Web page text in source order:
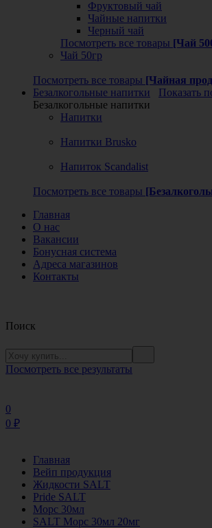
Фруктовый чай
Чайные напитки
Черный чай
Посмотреть все товары [Чай
Чай 50гр
Посмотреть все товары [Чайная
Безалкогольные напитки
Показать
Безалкогольные напитки
Напитки
Напитки Brusko
Напиток Scandalist
Посмотреть все товары
Главная
О нас
Вакансии
Бонусная система
Адреса магазинов
Контакты
Поиск
Посмотреть все результаты
0
0 ₽
Главная
Вейп продукция
Жидкости SALT
Pride SALT
Морс 30мл
SALT Морс 30мл 20мг